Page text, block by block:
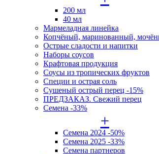
200 мл
40 мл
Мармеладная линейка
Копчёный, маринованный,
Острые сладости и напитки
Наборы соусов
Крафтовая продукция
Cоусы из тропических фруктов
Специи и острая соль
Сушеный острый перец -15%
ПРЕДЗАКАЗ. Свежий перец
Семена -33%
+
Семена 2024 -50%
Семена 2025 -33%
Семена партнеров